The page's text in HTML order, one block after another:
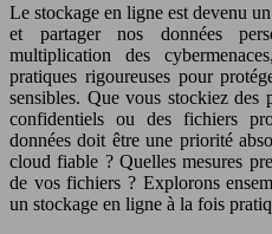
Le stockage en ligne est devenu
et partager nos données
multiplication des
pratiques rigoureuses pour
sensibles. Que vous stockiez des
confidentiels ou des fichiers
données doit être une priorité
cloud fiable ? Quelles mesures
de vos fichiers ? Explorons
un stockage en ligne à la fois